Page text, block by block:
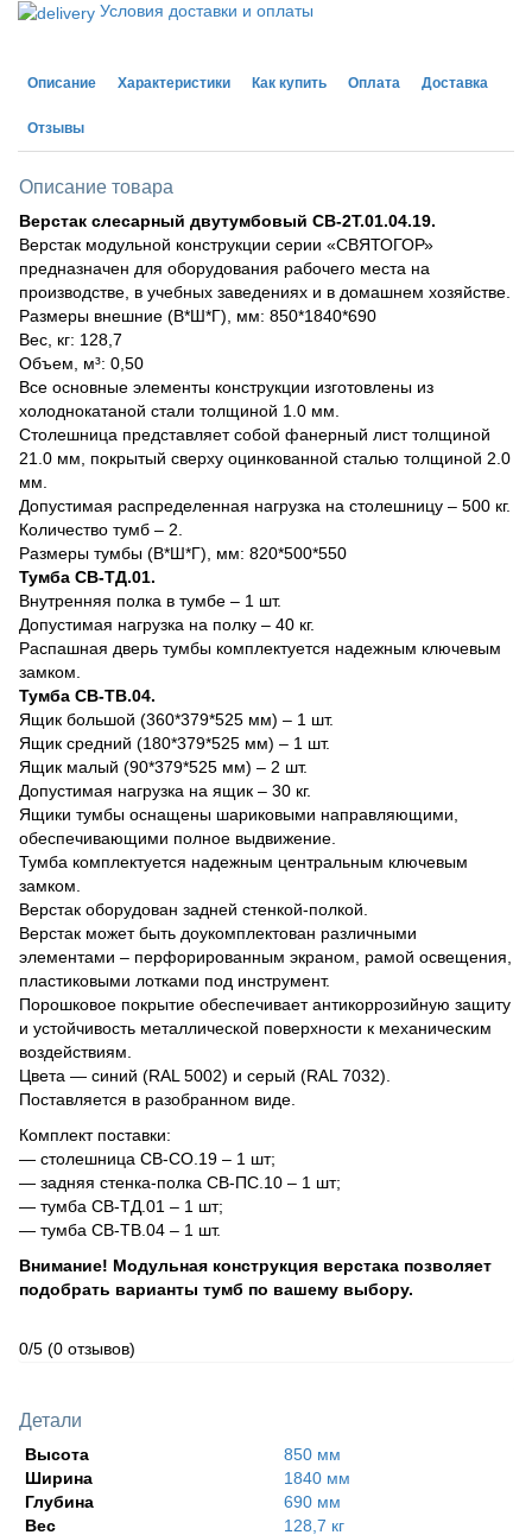
Условия доставки и оплаты
Описание Характеристики Как купить Оплата Доставка
Отзывы
Описание товара
Верстак слесарный двутумбовый СВ-2Т.01.04.19.
Верстак модульной конструкции серии «СВЯТОГОР»
предназначен для оборудования рабочего места на
производстве, в учебных заведениях и в домашнем хозяйстве.
Размеры внешние (В*Ш*Г), мм: 850*1840*690
Вес, кг: 128,7
Объем, м³: 0,50
Все основные элементы конструкции изготовлены из
холоднокатаной стали толщиной 1.0 мм.
Столешница представляет собой фанерный лист толщиной
21.0 мм, покрытый сверху оцинкованной сталью толщиной 2.0
мм.
Допустимая распределенная нагрузка на столешницу – 500 кг.
Количество тумб – 2.
Размеры тумбы (В*Ш*Г), мм: 820*500*550
Тумба СВ-ТД.01.
Внутренняя полка в тумбе – 1 шт.
Допустимая нагрузка на полку – 40 кг.
Распашная дверь тумбы комплектуется надежным ключевым
замком.
Тумба СВ-ТВ.04.
Ящик большой (360*379*525 мм) – 1 шт.
Ящик средний (180*379*525 мм) – 1 шт.
Ящик малый (90*379*525 мм) – 2 шт.
Допустимая нагрузка на ящик – 30 кг.
Ящики тумбы оснащены шариковыми направляющими,
обеспечивающими полное выдвижение.
Тумба комплектуется надежным центральным ключевым
замком.
Верстак оборудован задней стенкой-полкой.
Верстак может быть доукомплектован различными
элементами – перфорированным экраном, рамой освещения,
пластиковыми лотками под инструмент.
Порошковое покрытие обеспечивает антикоррозийную защиту
и устойчивость металлической поверхности к механическим
воздействиям.
Цвета — синий (RAL 5002) и серый (RAL 7032).
Поставляется в разобранном виде.
Комплект поставки:
— столешница СВ-СО.19 – 1 шт;
— задняя стенка-полка СВ-ПС.10 – 1 шт;
— тумба СВ-ТД.01 – 1 шт;
— тумба СВ-ТВ.04 – 1 шт.
Внимание! Модульная конструкция верстака позволяет
подобрать варианты тумб по вашему выбору.
0/5 (0 отзывов)
Детали
Высота
850 мм
Ширина
1840 мм
Глубина
690 мм
Вес
128,7 кг